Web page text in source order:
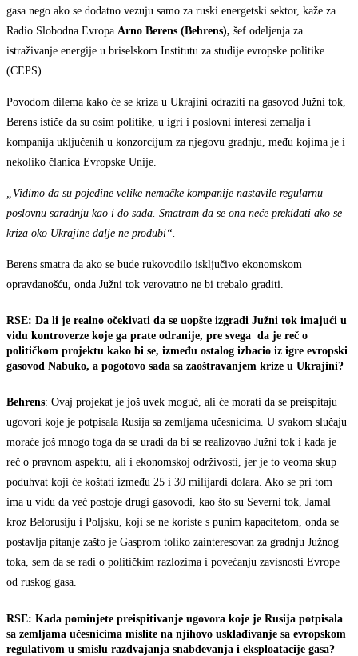
gasa nego ako se dodatno vezuju samo za ruski energetski sektor, kaže za
Radio Slobodna Evropa Arno Berens (Behrens), šef odeljenja za
istraživanje energije u briselskom Institutu za studije evropske politike
(CEPS).
Povodom dilema kako će se kriza u Ukrajini odraziti na gasovod Južni tok,
Berens ističe da su osim politike, u igri i poslovni interesi zemalja i
kompanija uključenih u konzorcijum za njegovu gradnju, među kojima je i
nekoliko članica Evropske Unije.
„Vidimo da su pojedine velike nemačke kompanije nastavile regularnu
poslovnu saradnju kao i do sada. Smatram da se ona neće prekidati ako se
kriza oko Ukrajine dalje ne produbi“.
Berens smatra da ako se bude rukovodilo isključivo ekonomskom
opravdanošću, onda Južni tok verovatno ne bi trebalo graditi.
RSE: Da li je realno očekivati da se uopšte izgradi Južni tok imajući u
vidu kontroverze koje ga prate odranije, pre svega da je reč o
političkom projektu kako bi se, između ostalog izbacio iz igre evropski
gasovod Nabuko, a pogotovo sada sa zaoštravanjem krize u Ukrajini?
Behrens: Ovaj projekat je još uvek moguć, ali će morati da se preispitaju
ugovori koje je potpisala Rusija sa zemljama učesnicima. U svakom slučaju
moraće još mnogo toga da se uradi da bi se realizovao Južni tok i kada je
reč o pravnom aspektu, ali i ekonomskoj održivosti, jer je to veoma skup
poduhvat koji će koštati između 25 i 30 milijardi dolara. Ako se pri tom
ima u vidu da već postoje drugi gasovodi, kao što su Severni tok, Jamal
kroz Belorusiju i Poljsku, koji se ne koriste s punim kapacitetom, onda se
postavlja pitanje zašto je Gasprom toliko zainteresovan za gradnju Južnog
toka, sem da se radi o političkim razlozima i povećanju zavisnosti Evrope
od ruskog gasa.
RSE: Kada pominjete preispitivanje ugovora koje je Rusija potpisala
sa zemljama učesnicima mislite na njihovo usklađivanje sa evropskom
regulativom u smislu razdvajanja snabdevanja i eksploatacije gasa?